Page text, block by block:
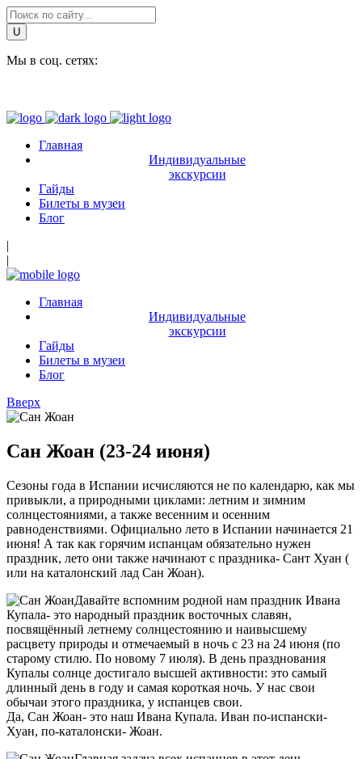
Мы в соц. сетях:
Главная
Индивидуальные
экскурсии
Гайды
Билеты в музеи
Блог
|
|
Главная
Индивидуальные
экскурсии
Гайды
Билеты в музеи
Блог
Вверх
Сан Жоан (23-24 июня)
Сезоны года в Испании исчисляются не по календарю, как мы
привыкли, а природными циклами: летним и зимним
солнцестояниями, а также весенним и осенним
равноденствиями. Официально лето в Испании начинается 21
июня! А так как горячим испанцам обязательно нужен
праздник, лето они также начинают с праздника- Сант Хуан (
или на каталонский лад Сан Жоан).
Давайте вспомним родной нам праздник Ивана
Купала- это народный праздник восточных славян,
посвящённый летнему солнцестоянию и наивысшему
расцвету природы и отмечаемый в ночь с 23 на 24 июня (по
старому стилю. По новому 7 июля). В день празднования
Купалы солнце достигало высшей активности: это самый
длинный день в году и самая короткая ночь. У нас свои
обычаи этого праздника, у испанцев свои.
Да, Сан Жоан- это наш Ивана Купала. Иван по-испански-
Хуан, по-каталонски- Жоан.